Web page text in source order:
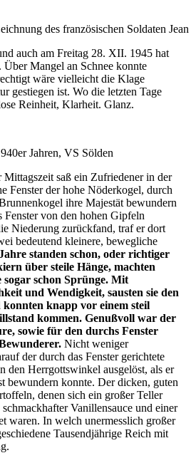
des französischen Soldaten
auch am Freitag 28. XII. 1945 hat
Über Mangel an Schnee konnte
wäre vielleicht die Klage
gestiegen ist. Wo die letzten Tage
Reinheit, Klarheit. Glanz.
Jahren, VS Sölden
saß ein Zufriedener in der
Fenster der hohe Nöderkogel, durch
ihre Majestät bewundern
von den hohen Gipfeln
Niederung zurückfand, traf er dort
bedeutend kleinere, bewegliche
standen schon, oder richtiger
über steile Hänge, machten
schon Sprünge. Mit
und Wendigkeit, sausten sie den
knapp vor einem steil
kommen. Genußvoll war der
sowie für den durchs Fenster
Nicht weniger
der durch das Fenster gerichtete
den Herrgottswinkel ausgelöst, als er
bewundern konnte. Der dicken, guten
denen sich ein großer Teller
Vanillensauce und einer
waren. In welch unermesslich großer
Tausendjährige Reich mit